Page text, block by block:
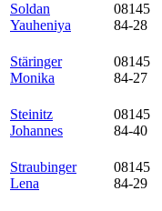
Soldan
Yauheniya
08145
84-28
Stäringer
Monika
08145
84-27
Steinitz
Johannes
08145
84-40
Straubinger
Lena
08145
84-29